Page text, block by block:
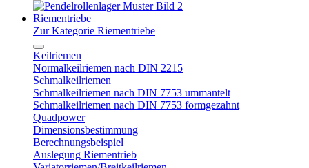
Riementriebe
Zur Kategorie Riementriebe
Keilriemen
Normalkeilriemen nach DIN 2215
Schmalkeilriemen
Schmalkeilriemen nach DIN 7753 ummantelt
Schmalkeilriemen nach DIN 7753 formgezahnt
Quadpower
Dimensionsbestimmung
Berechnungsbeispiel
Auslegung Riementrieb